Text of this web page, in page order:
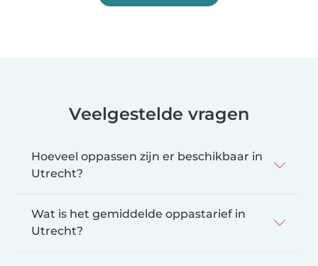
Veelgestelde vragen
Hoeveel oppassen zijn er beschikbaar in
Utrecht?
Wat is het gemiddelde oppastarief in
Utrecht?